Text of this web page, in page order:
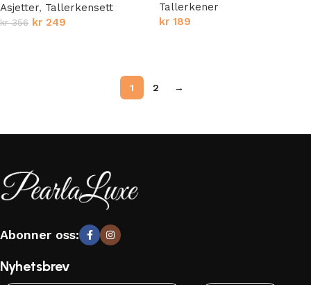
Asjetter, Tallerkensett
kr356 kr 249
Tallerkener
kr 189
1 2 →
Abonner oss:
Nyhetsbrev